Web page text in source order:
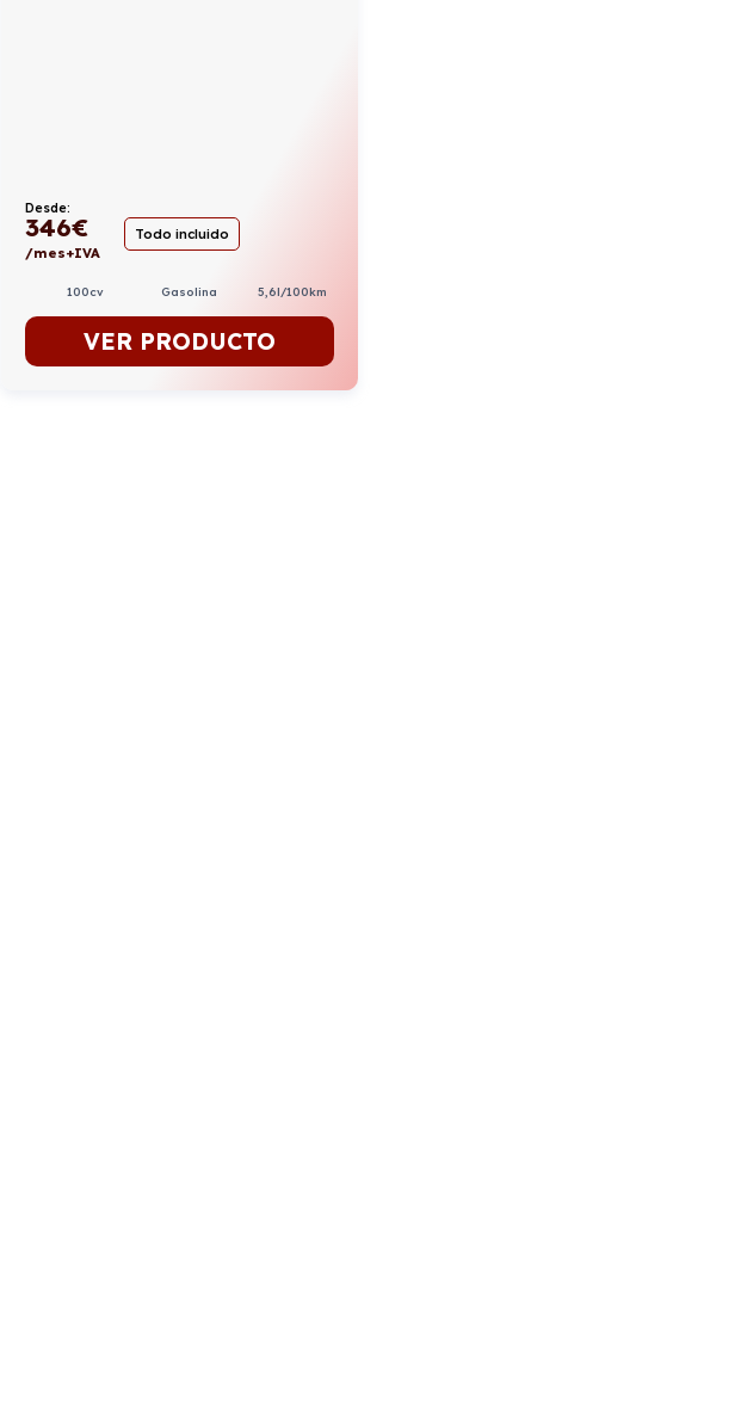
Desde:
346€
/mes+IVA
Todo incluido
100cv Gasolina 5,6l/100km
VER PRODUCTO